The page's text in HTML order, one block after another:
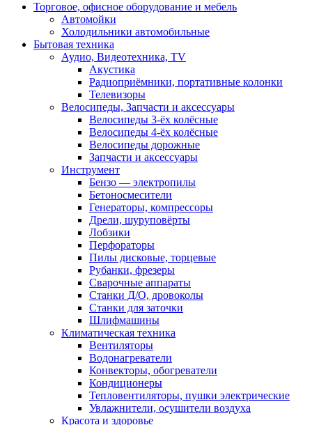
Торговое, офисное оборудование и мебель
Автомойки
Холодильники автомобильные
Бытовая техника
Аудио, Видеотехника, TV
Акустика
Радиоприёмники, портативные колонки
Телевизоры
Велосипеды, Запчасти и аксессуары
Велосипеды 3-ёх колёсные
Велосипеды 4-ёх колёсные
Велосипеды дорожные
Запчасти и аксессуары
Инструмент
Бензо — электропилы
Бетоносмесители
Генераторы, компрессоры
Дрели, шуруповёрты
Лобзики
Перфораторы
Пилы дисковые, торцевые
Рубанки, фрезеры
Сварочные аппараты
Станки Д/О, дровоколы
Станки для заточки
Шлифмашины
Климатическая техника
Вентиляторы
Водонагреватели
Конвекторы, обогреватели
Кондиционеры
Тепловентиляторы, пушки электрические
Увлажнители, осушители воздуха
Красота и здоровье